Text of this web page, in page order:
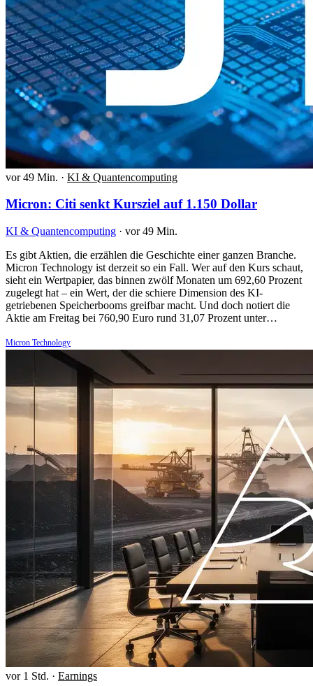
vor 49 Min. · KI & Quantencomputing
Micron: Citi senkt Kursziel auf 1.150 Dollar
KI & Quantencomputing · vor 49 Min.
Es gibt Aktien, die erzählen die Geschichte einer ganzen Branche.
Micron Technology ist derzeit so ein Fall. Wer auf den Kurs schaut,
sieht ein Wertpapier, das binnen zwölf Monaten um 692,60 Prozent
zugelegt hat – ein Wert, der die schiere Dimension des KI-
getriebenen Speicherbooms greifbar macht. Und doch notiert die
Aktie am Freitag bei 760,90 Euro rund 31,07 Prozent unter…
Micron Technology
vor 1 Std. · Earnings